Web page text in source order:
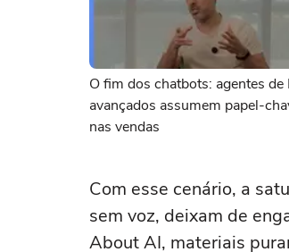
O fim dos chatbots: agentes de
avançados assumem papel-
nas vendas
Com esse cenário, a
sem voz, deixam de
About AI, materiais